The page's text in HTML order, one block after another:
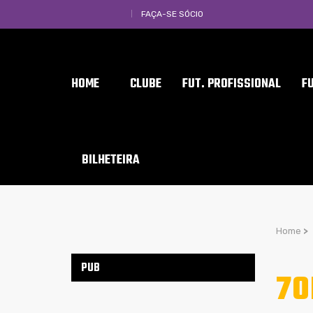
FAÇA-SE SÓCIO
HOME CLUBE FUT. PROFISSIONAL
BILHETEIRA
Home >
PUB